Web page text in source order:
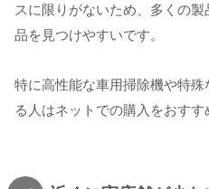
スに限りがないため、多くの
品を見つけやすいです。
特に高性能な車用掃除機や特
る人はネットでの購入をおすす